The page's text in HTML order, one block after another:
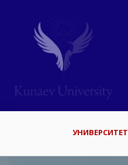
УНИВЕРСИТЕТ